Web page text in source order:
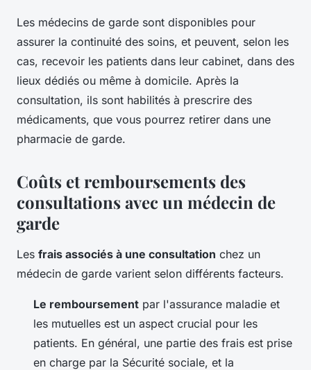
Les médecins de garde sont disponibles pour
assurer la continuité des soins, et peuvent, selon les
cas, recevoir les patients dans leur cabinet, dans des
lieux dédiés ou même à domicile. Après la
consultation, ils sont habilités à prescrire des
médicaments, que vous pourrez retirer dans une
pharmacie de garde.
Coûts et remboursements des
consultations avec un médecin de
garde
Les frais associés à une consultation chez un
médecin de garde varient selon différents facteurs.
Le remboursement par l'assurance maladie et
les mutuelles est un aspect crucial pour les
patients. En général, une partie des frais est prise
en charge par la Sécurité sociale, et la